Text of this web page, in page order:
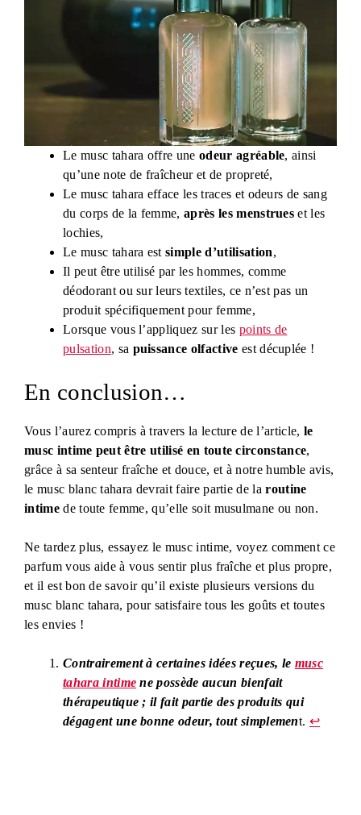
Le musc tahara offre une odeur agréable, ainsi
qu’une note de fraîcheur et de propreté,
Le musc tahara efface les traces et odeurs de sang
du corps de la femme,après les menstrues et les
lochies,
Le musc tahara est simple d’utilisation,
Il peut être utilisé par les hommes, comme
déodorant ou sur leurs textiles, ce n’est pas un
produit spécifiquement pour femme,
Lorsque vous l’appliquez sur les points de
pulsation, sa puissance olfactive est décuplée !
En conclusion…
Vous l’aurez compris à travers la lecture de l’article, le
musc intime peut être utilisé en toute circonstance,
grâce à sa senteur fraîche et douce, et à notre humble avis,
le musc blanc tahara devrait faire partie de la routine
intimede toute femme, qu’elle soit musulmane ou non.
Ne tardez plus, essayez le musc intime, voyez comment ce
parfum vous aide à vous sentir plus fraîche et plus propre,
et il est bon de savoir qu’il existe plusieurs versions du
musc blanc tahara, pour satisfaire tous les goûts et toutes
les envies !
Contrairement à certaines idées reçues, le musc
tahara intime ne possède aucun bienfait
thérapeutique ; il fait partie des produits qui
dégagent une bonne odeur, tout simplement. ↩︎